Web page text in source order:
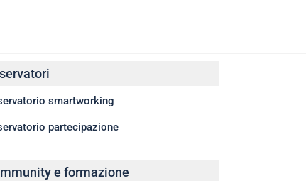
smartworking
partecipazione
e formazione